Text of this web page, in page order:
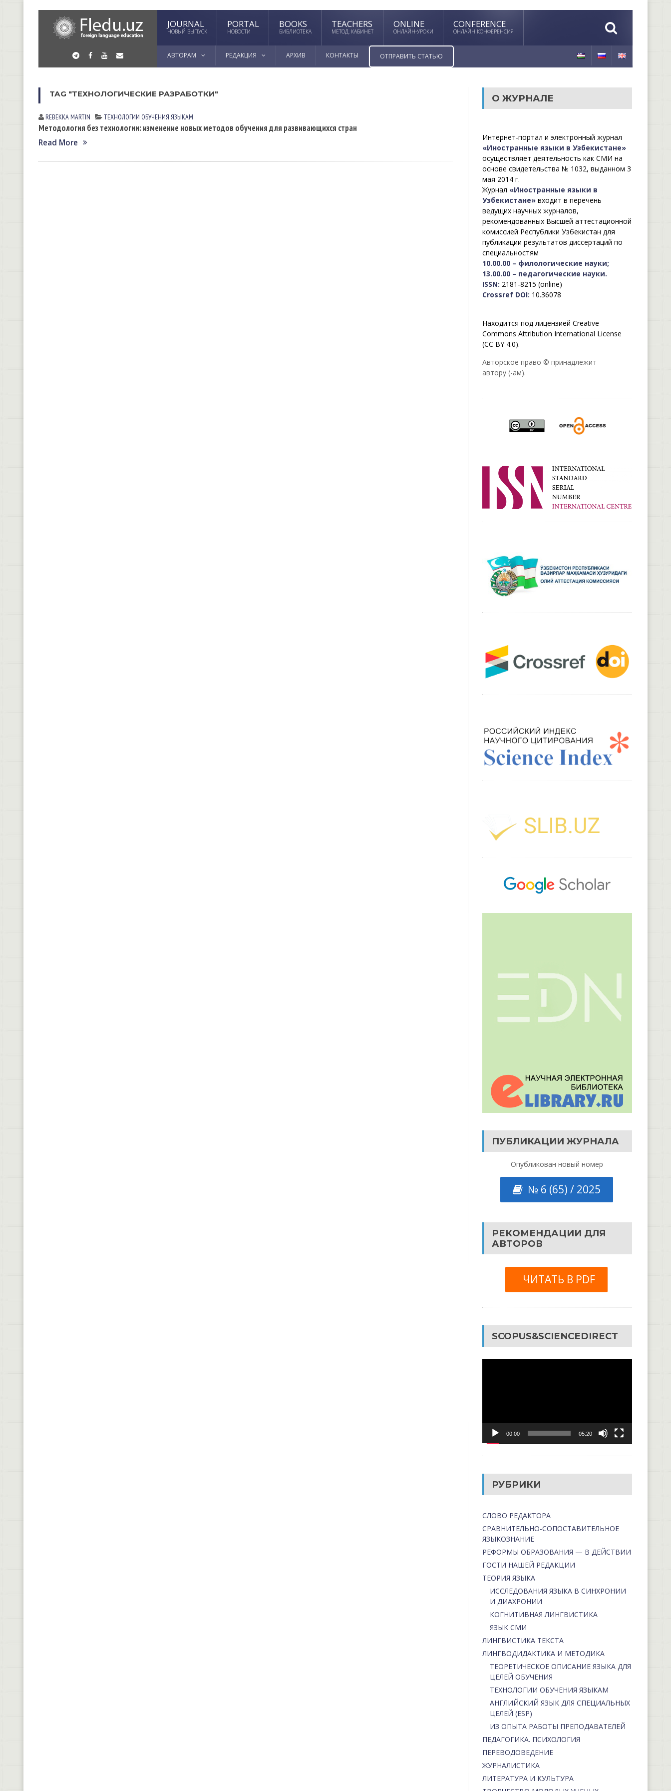
JOURNAL
НОВЫЙ ВЫПУСК
PORTAL
НОВОСТИ
BOOKS
БИБЛИОТЕКА
TEACHERS
МЕТОД. КАБИНЕТ
ONLINE
ОНЛАЙН-УРОКИ
CONFERENCE
ОНЛАЙН КОНФЕРЕНСИЯ
АВТОРАМ РЕДАКЦИЯ АРХИВ КОНТАКТЫ ОТПРАВИТЬ СТАТЬЮ
TAG "ТЕХНОЛОГИЧЕСКИЕ РАЗРАБОТКИ"
REBEKKA MАRTIN ТЕХНОЛОГИИ ОБУЧЕНИЯ ЯЗЫКАМ
Методология без технологии: изменение новых методов обучения для развивающихся стран
Read More
О ЖУРНАЛЕ
Интернет-портал и электронный журнал
«Иностранные языки в Узбекистане»
осуществляет деятельность как СМИ на
основе свидетельства № 1032, выданном 3
мая 2014 г.
Журнал «Иностранные языки в
Узбекистане»входит в перечень
ведущих научных журналов,
рекомендованных Высшей аттестационной
комиссией Республики Узбекистан для
публикации результатов диссертаций по
специальностям
10.00.00 – филологические науки;
13.00.00 – педагогические науки.
ISSN: 2181-8215 (online)
Crossref DOI: 10.36078
Находится под лицензией Creative
Commons Attribution International License
(CC BY 4.0).
Авторское право © принадлежит
автору (-ам).
ПУБЛИКАЦИИ ЖУРНАЛА
Опубликован новый номер
№ 6 (65) / 2025
РЕКОМЕНДАЦИИ ДЛЯ
АВТОРОВ
ЧИТАТЬ В PDF
SCOPUS&SCIENCEDIRECT
00:00 05:20
РУБРИКИ
СЛОВО РЕДАКТОРА
СРАВНИТЕЛЬНО-СОПОСТАВИТЕЛЬНОЕ
ЯЗЫКОЗНАНИЕ
РЕФОРМЫ ОБРАЗОВАНИЯ — В ДЕЙСТВИИ
ГОСТИ НАШЕЙ РЕДАКЦИИ
ТЕОРИЯ ЯЗЫКА
ИССЛЕДОВАНИЯ ЯЗЫКА В СИНХРОНИИ
И ДИАХРОНИИ
КОГНИТИВНАЯ ЛИНГВИСТИКА
ЯЗЫК СМИ
ЛИНГВИСТИКА ТЕКСТА
ЛИНГВОДИДАКТИКА И МЕТОДИКА
ТЕОРЕТИЧЕСКОЕ ОПИСАНИЕ ЯЗЫКА ДЛЯ
ЦЕЛЕЙ ОБУЧЕНИЯ
ТЕХНОЛОГИИ ОБУЧЕНИЯ ЯЗЫКАМ
АНГЛИЙСКИЙ ЯЗЫК ДЛЯ СПЕЦИАЛЬНЫХ
ЦЕЛЕЙ (ESP)
ИЗ ОПЫТА РАБОТЫ ПРЕПОДАВАТЕЛЕЙ
ПЕДАГОГИКА. ПСИХОЛОГИЯ
ПЕРЕВОДОВЕДЕНИЕ
ЖУРНАЛИСТИКА
ЛИТЕРАТУРА И КУЛЬТУРА